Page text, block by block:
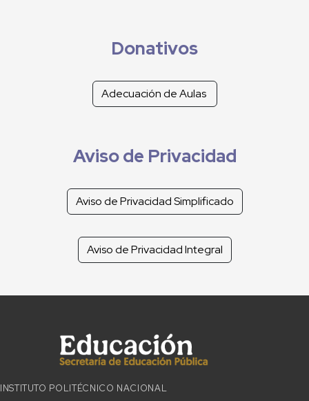
Donativos
Adecuación de Aulas
Aviso de Privacidad
Aviso de Privacidad Simplificado
Aviso de Privacidad Integral
INSTITUTO POLITÉCNICO NACIONAL